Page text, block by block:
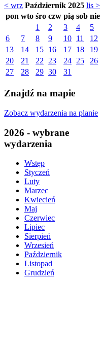
< wrz Październik 2025 lis >
pon wto śro czw pią sob nie
1
2 3 4
5
6
7 8 9 10 11
12
13
14 15 16 17 18
19
20
21 22 23 24 25
26
27
28 29 30 31
Znajdź na mapie
Zobacz wydarzenia na planie
2026 - wybrane
wydarzenia
Wstęp
Styczeń
Luty
Marzec
Kwiecień
Maj
Czerwiec
Lipiec
Sierpień
Wrzesień
Październik
Listopad
Grudzień